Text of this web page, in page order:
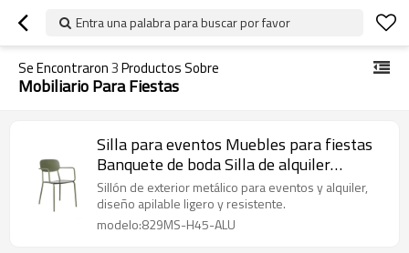
Entra una palabra para buscar por favor
Se Encontraron3Productos Sobre
Mobiliario Para Fiestas
Silla para eventos Muebles para fiestas
Banquete de boda Silla de alquiler
Contenedor de carga grande
Sillón de exterior metálico para eventos y alquiler,
diseño apilable ligero y resistente.
modelo:829MS-H45-ALU